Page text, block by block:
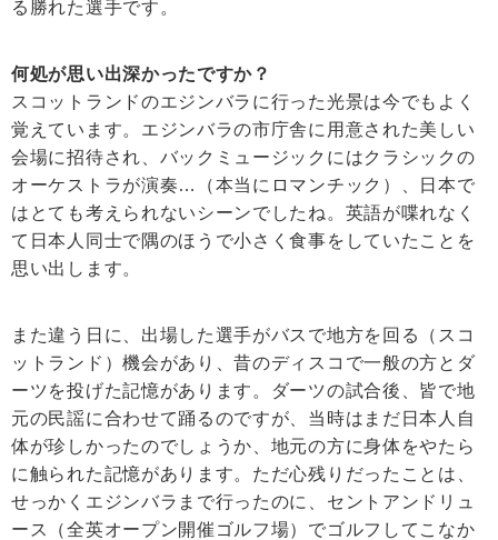
る勝れた選手です。
何処が思い出深かったですか？
スコットランドのエジンバラに行った光景は今でもよく
覚えています。エジンバラの市庁舎に用意された美しい
会場に招待され、バックミュージックにはクラシックの
オーケストラが演奏…（本当にロマンチック）、日本で
はとても考えられないシーンでしたね。英語が喋れなく
て日本人同士で隅のほうで小さく食事をしていたことを
思い出します。
また違う日に、出場した選手がバスで地方を回る（スコ
ットランド）機会があり、昔のディスコで一般の方とダ
ーツを投げた記憶があります。ダーツの試合後、皆で地
元の民謡に合わせて踊るのですが、当時はまだ日本人自
体が珍しかったのでしょうか、地元の方に身体をやたら
に触られた記憶があります。ただ心残りだったことは、
せっかくエジンバラまで行ったのに、セントアンドリュ
ース（全英オープン開催ゴルフ場）でゴルフしてこなか